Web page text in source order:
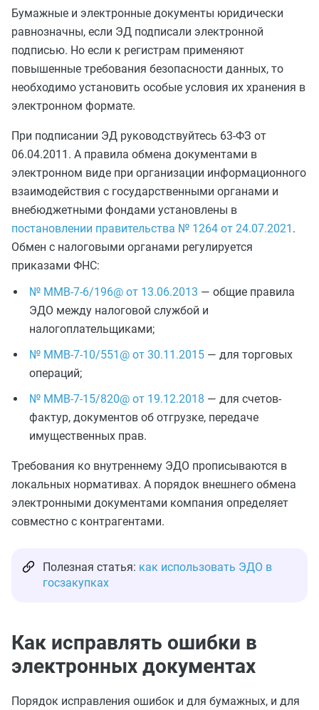
Бумажные и электронные документы юридически
равнозначны, если ЭД подписали электронной
подписью. Но если к регистрам применяют
повышенные требования безопасности данных, то
необходимо установить особые условия их хранения в
электронном формате.
При подписании ЭД руководствуйтесь 63-ФЗ от
06.04.2011. А правила обмена документами в
электронном виде при организации информационного
взаимодействия с государственными органами и
внебюджетными фондами установлены в
постановлении правительства № 1264 от 24.07.2021 .
Обмен с налоговыми органами регулируется
приказами ФНС:
№ ММВ-7-6/196@ от 13.06.2013 — общие правила
ЭДО между налоговой службой и
налогоплательщиками;
№ ММВ-7-10/551@ от 30.11.2015 — для торговых
операций;
№ ММВ-7-15/820@ от 19.12.2018 — для счетов-
фактур, документов об отгрузке, передаче
имущественных прав.
Требования ко внутреннему ЭДО прописываются в
локальных нормативах. А порядок внешнего обмена
электронными документами компания определяет
совместно с контрагентами.
Полезная статья: как использовать ЭДО в
госзакупках
Как исправлять ошибки в
электронных документах
Порядок исправления ошибок и для бумажных, и для